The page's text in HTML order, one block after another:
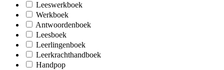
Leeswerkboek
Werkboek
Antwoordenboek
Leesboek
Leerlingenboek
Leerkrachthandboek
Handpop